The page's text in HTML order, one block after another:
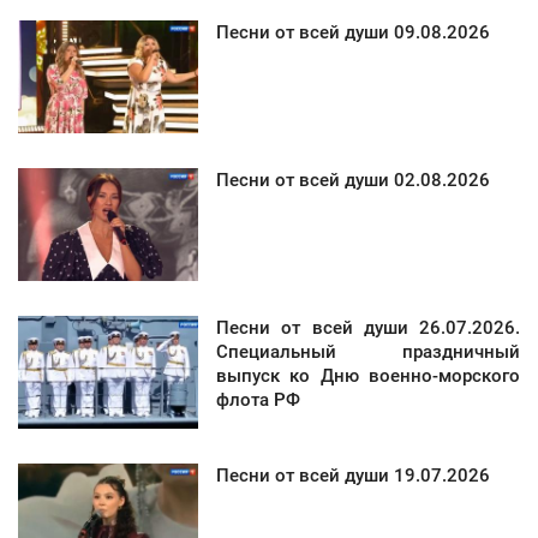
Песни от всей души 09.08.2026
Песни от всей души 02.08.2026
Песни от всей души 26.07.2026.
Специальный праздничный
выпуск ко Дню военно-морского
флота РФ
Песни от всей души 19.07.2026